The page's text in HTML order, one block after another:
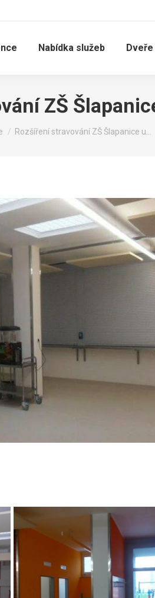
Nabídka služeb
ZŠ
Rozšíření stravování ZŠ Šlapanice u…